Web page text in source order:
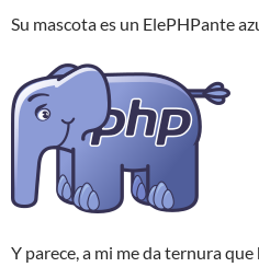
Su mascota es un ElePHPante
Y parece, a mi me da ternura